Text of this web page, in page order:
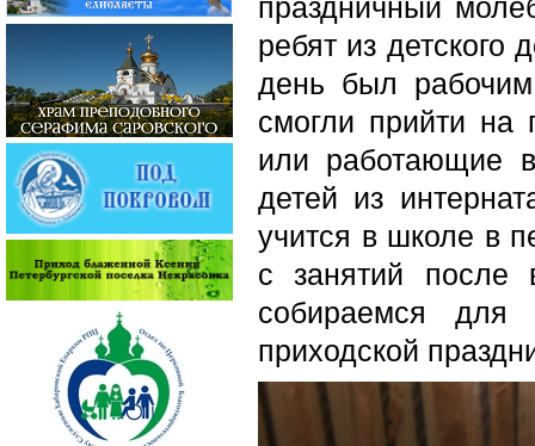
праздничный
ребят из
день был
смогли прийти на
или работающие
детей из
учится в школе в
с занятий после
собираемся
приходской